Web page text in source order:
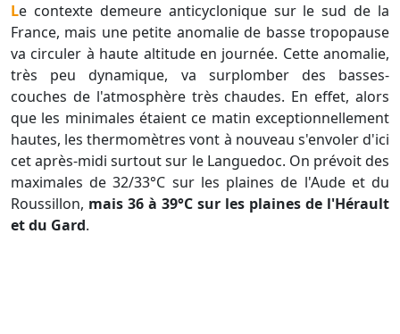
Le contexte demeure anticyclonique sur le sud de la
France, mais une petite anomalie de basse tropopause
va circuler à haute altitude en journée. Cette anomalie,
très peu dynamique, va surplomber des basses-
couches de l'atmosphère très chaudes. En effet, alors
que les minimales étaient ce matin exceptionnellement
hautes, les thermomètres vont à nouveau s'envoler d'ici
cet après-midi surtout sur le Languedoc. On prévoit des
maximales de 32/33°C sur les plaines de l'Aude et du
Roussillon, mais 36 à 39°C sur les plaines de l'Hérault
et du Gard.